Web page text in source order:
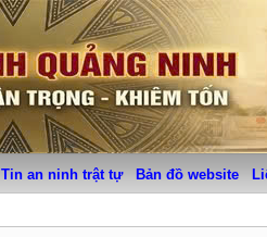
Tin an ninh trật tự Bản đồ website